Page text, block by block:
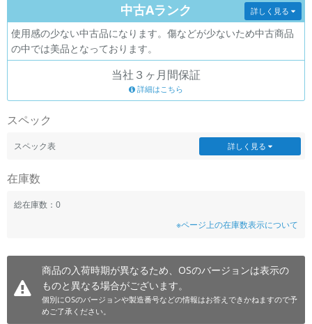
中古Aランク
使用感の少ない中古品になります。傷などが少ないため中古商品
の中では美品となっております。
詳しく見る
当社３ヶ月間保証
詳細はこちら
スペック
スペック表 詳しく見る
在庫数
総在庫数：0
※ページ上の在庫数表示について
商品の入荷時期が異なるため、OSのバージョンは表示の
ものと異なる場合がございます。
個別にOSのバージョンや製造番号などの情報はお答えできかねますので予
めご了承ください。
CPU
CPUの絞り込み
価格